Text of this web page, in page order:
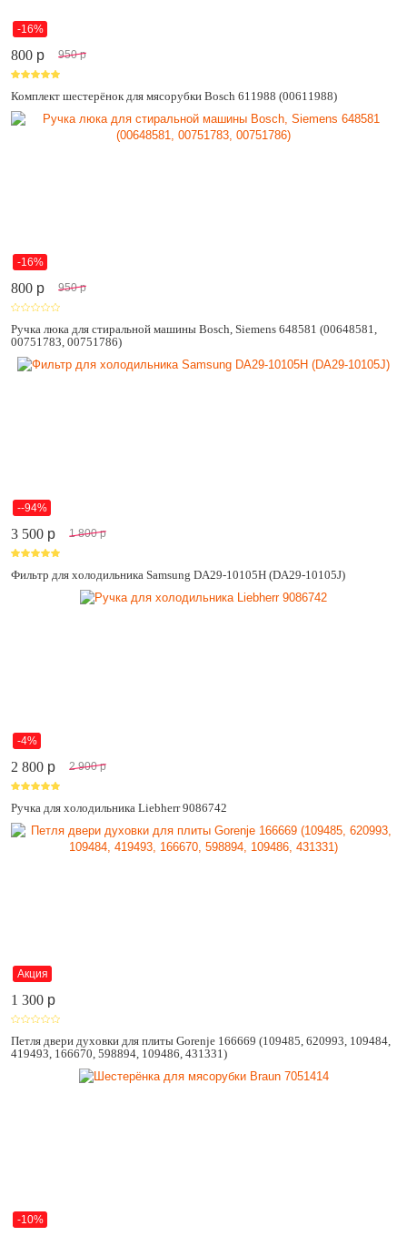
-16%
800 p 950 p
Комплект шестерёнок для мясорубки Bosch 611988 (00611988)
-16%
800 p 950 p
Ручка люка для стиральной машины Bosch, Siemens 648581 (00648581,
00751783, 00751786)
--94%
3 500 p 1 800 p
Фильтр для холодильника Samsung DA29-10105H (DA29-10105J)
-4%
2 800 p 2 900 p
Ручка для холодильника Liebherr 9086742
Акция
1 300 p
Петля двери духовки для плиты Gorenje 166669 (109485, 620993, 109484,
419493, 166670, 598894, 109486, 431331)
-10%